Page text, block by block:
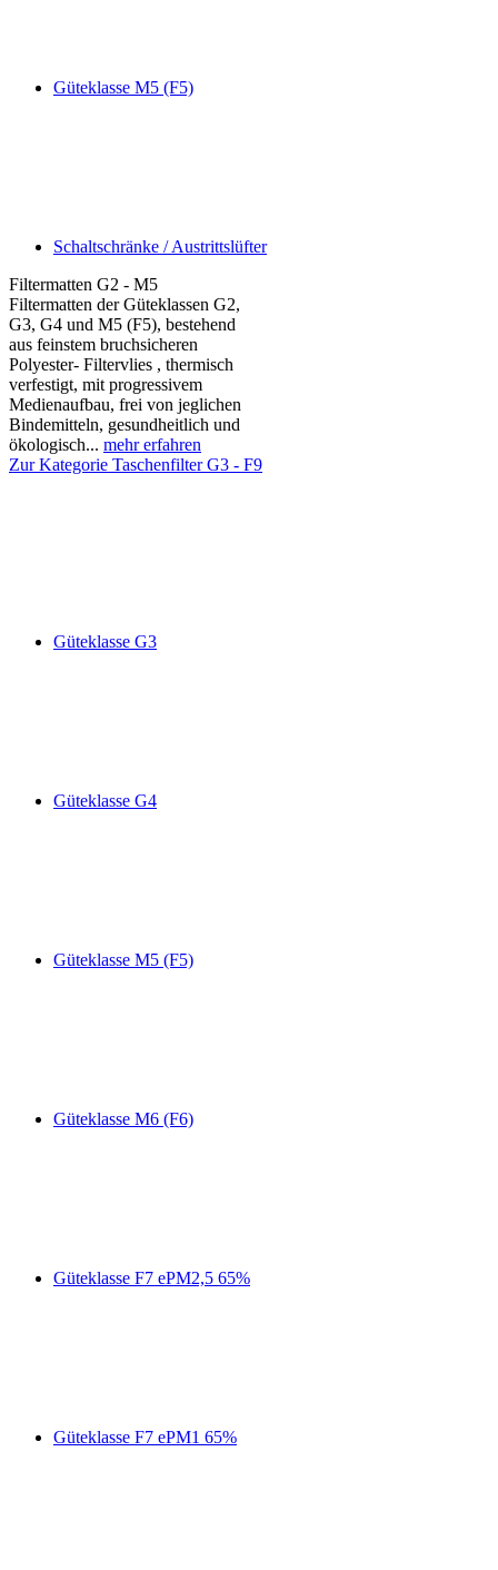
Güteklasse M5 (F5)
Schaltschränke / Austrittslüfter
Filtermatten G2 - M5
Filtermatten der Güteklassen G2,
G3, G4 und M5 (F5), bestehend
aus feinstem bruchsicheren
Polyester- Filtervlies , thermisch
verfestigt, mit progressivem
Medienaufbau, frei von jeglichen
Bindemitteln, gesundheitlich und
ökologisch... mehr erfahren
Zur Kategorie Taschenfilter G3 - F9
Güteklasse G3
Güteklasse G4
Güteklasse M5 (F5)
Güteklasse M6 (F6)
Güteklasse F7 ePM2,5 65%
Güteklasse F7 ePM1 65%